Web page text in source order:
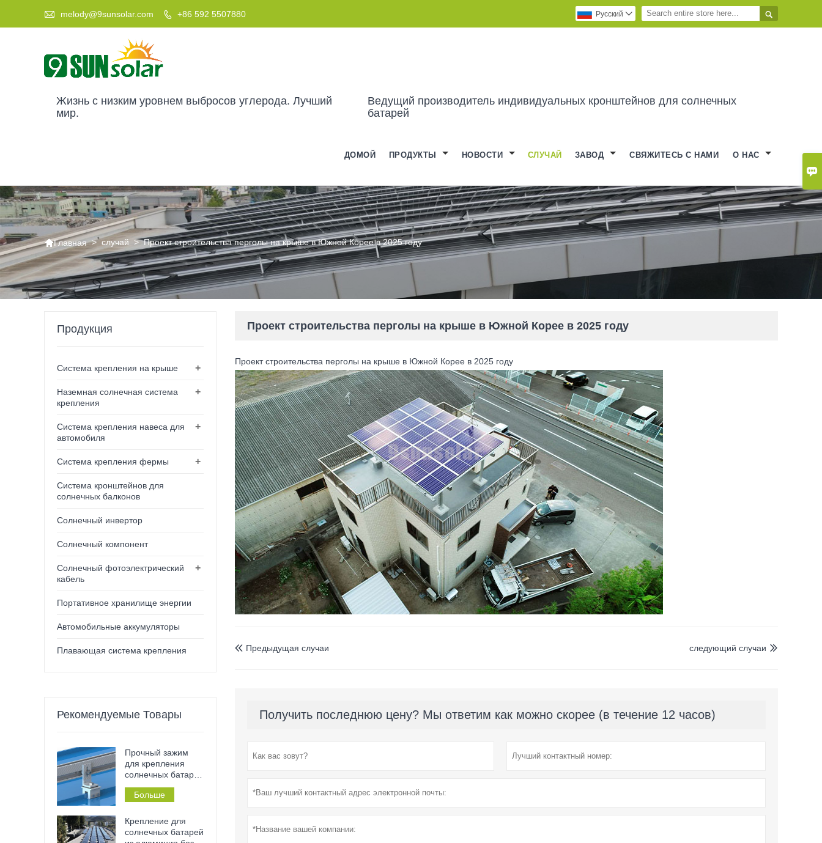

 melody@9sunsolar.com  +86 592 5507880 
Pусский 
Жизнь с низким уровнем выбросов углерода. Лучший
мир.
Ведущий производитель индивидуальных кронштейнов для солнечных
батарей
ДОМОЙ ПРОДУКТЫ НОВОСТИ СЛУЧАЙ ЗАВОД СВЯЖИТЕСЬ С НАМИ О НАС
Главная > случай > Проект строительства перголы на крыше в Южной Корее в 2025 году
Проект строительства перголы на крыше в Южной Корее в 2025 году
Проект строительства перголы на крыше в Южной Корее в 2025 году
 Предыдущая случаи 
следующий случаи
Получить последнюю цену? Мы ответим как можно скорее (в течение 12 часов)
Продукция
+
Система крепления на крыше
+
Наземная солнечная система
крепления
+
Система крепления навеса для
автомобиля
+
Система крепления фермы
Система кронштейнов для
солнечных балконов
Солнечный инвертор
Солнечный компонент
+
Солнечный фотоэлектрический
кабель
Портативное хранилище энергии
Автомобильные аккумуляторы
Плавающая система крепления
Рекомендуемые Товары
Прочный зажим
для крепления
солнечных батарей
– нержавеющий,
не требующий
установки без
инструментов на
металлические
Больше
Крепление для
солнечных батарей